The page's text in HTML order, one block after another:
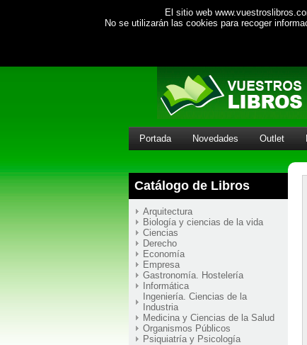
El sitio web
No se utilizarán las cookies para recoger
Portada Novedades Outlet
Catálogo de Libros
Arquitectura
Biología y ciencias de la vida
Ciencias
Derecho
Economía
Empresa
Gastronomía. Hostelería
Informática
Ingeniería. Ciencias de la
Industria
Medicina y Ciencias de la Salud
Organismos Públicos
Psiquiatría y Psicología